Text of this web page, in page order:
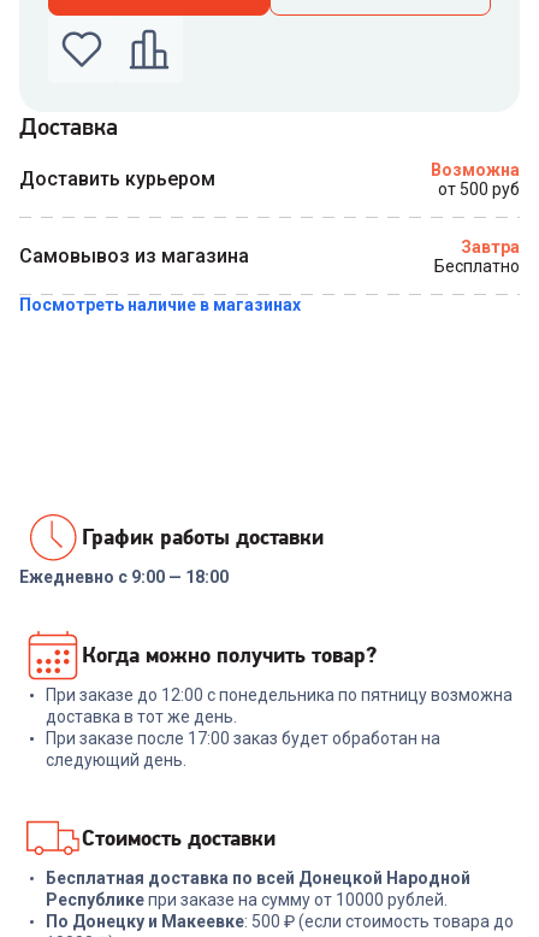
связаться с вами
Доставка
Доставить курьером
Возможна
от 500 руб
Самовывоз из магазина
Завтра
Бесплатно
Посмотреть наличие в магазинах
График работы доставки
Ежедневно с 9:00 — 18:00
Когда можно получить товар?
При заказе до 12:00 с понедельника по пятницу возможна
доставка в тот же день.
При заказе после 17:00 заказ будет обработан на
следующий день.
Стоимость доставки
Бесплатная доставка по всей Донецкой Народной
Республикепри заказе на сумму от 10000 рублей.
По Донецку и Макеевке: 500 ₽ (если стоимость товара до